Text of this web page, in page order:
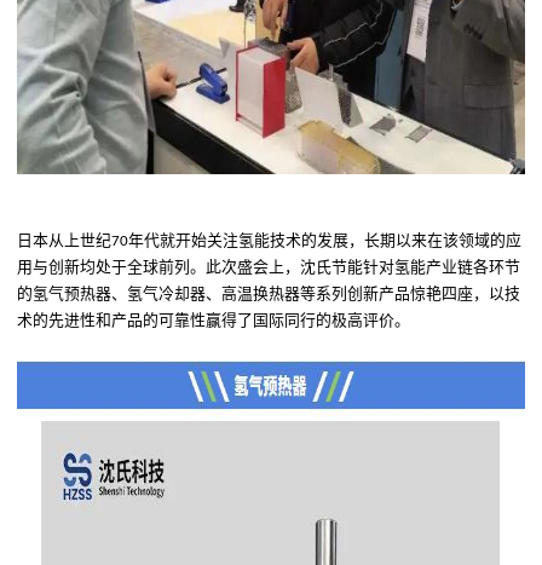
日本从上世纪70年代就开始关注氢能技术的发展，长期以来在该领域的应
用与创新均处于全球前列。此次盛会上，沈氏节能针对氢能产业链各环节
的氢气预热器、 氢气冷却器、 高温换热器等系列创新产品惊艳四座，以技
术的先进性和 产品的可靠性赢得了国际同行的极高评价。